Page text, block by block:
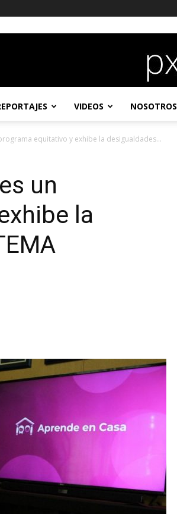
VIDEOS NOSOTROS
programa equitativo y exhibe la desigualdades...
un
la